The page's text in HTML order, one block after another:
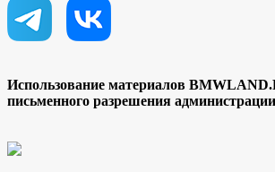
Использование материалов
письменного разрешения